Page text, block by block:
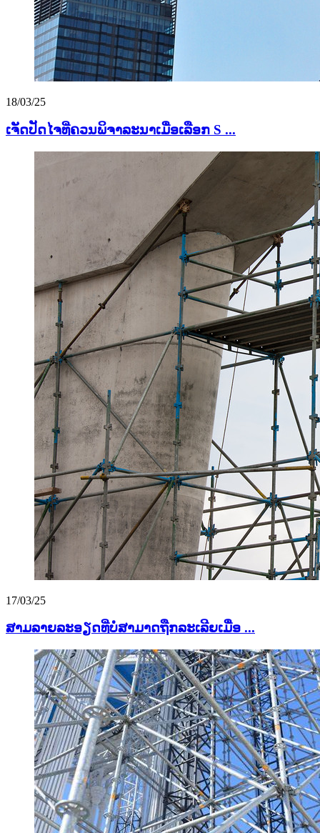
18/03/25
ເຈັດປັດໄຈທີ່ຄວນພິຈາລະນາເມື່ອເລືອກ S ...
17/03/25
ສາມລາຍລະອຽດທີ່ບໍ່ສາມາດຖືກລະເລີຍເມື່ອ ...